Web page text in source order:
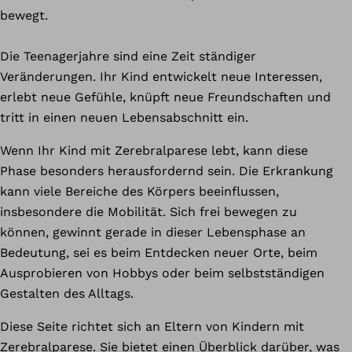
bewegt.
Die Teenagerjahre sind eine Zeit ständiger
Veränderungen. Ihr Kind entwickelt neue Interessen,
erlebt neue Gefühle, knüpft neue Freundschaften und
tritt in einen neuen Lebensabschnitt ein.
Wenn Ihr Kind mit Zerebralparese lebt, kann diese
Phase besonders herausfordernd sein. Die Erkrankung
kann viele Bereiche des Körpers beeinflussen,
insbesondere die Mobilität. Sich frei bewegen zu
können, gewinnt gerade in dieser Lebensphase an
Bedeutung, sei es beim Entdecken neuer Orte, beim
Ausprobieren von Hobbys oder beim selbstständigen
Gestalten des Alltags.
Diese Seite richtet sich an Eltern von Kindern mit
Zerebralparese. Sie bietet einen Überblick darüber, was